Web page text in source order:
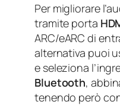
Per migliorare
tramite porta
ARC/eARC di
alternativa puoi
e seleziona
Bluetooth,
tenendo però